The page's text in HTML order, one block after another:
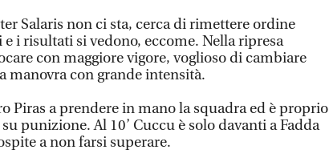
Salaris non ci sta, cerca di rimettere ordine
e i risultati si vedono, eccome. Nella ripresa
con maggiore vigore, voglioso di cambiare
manovra con grande intensità.
Piras a prendere in mano la squadra ed è proprio
punizione. Al 10’ Cuccu è solo davanti a Fadda
a non farsi superare.